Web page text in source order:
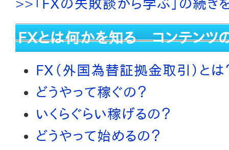
>>「FXの失敗談から学ぶ」の続き
FXとは何かを知る コンテンツ
FX（外国為替証拠金取引）とは
どうやって稼ぐの？
いくらぐらい稼げるの？
どうやって始めるの？